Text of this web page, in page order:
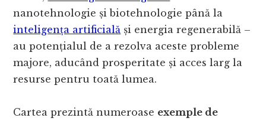
nanotehnologie și biotehnologie până la
inteligența artificială și energia regenerabilă –
au potențialul de a rezolva aceste probleme
majore, aducând prosperitate și acces larg la
resurse pentru toată lumea.
Cartea prezintă numeroase exemple de